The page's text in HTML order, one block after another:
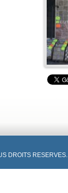
DROITS RESERVES.